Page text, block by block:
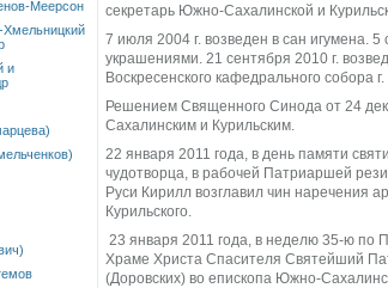
Меерсон
Хмельницкий
и
секретарь Южно-Сахалинской и
7 июля 2004 г. возведен в сан игумена.
украшениями. 21 сентября 2010 г.
Воскресенского кафедрального собора
Решением Священного Синода от 24
Сахалинским и Курильским.
22 января 2011 года, в день памяти
чудотворца, в рабочей Патриаршей
Руси Кирилл возглавил чин наречения
Курильского.
23 января 2011 года, в неделю 35-ю по
Храме Христа Спасителя Святейший
(Доровских) во епископа Южно-